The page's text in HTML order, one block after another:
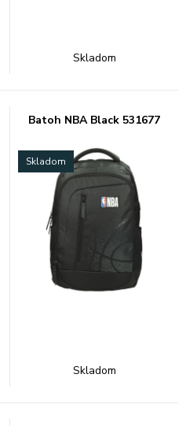
Skladom
Batoh NBA Black 531677
Skladom
Skladom